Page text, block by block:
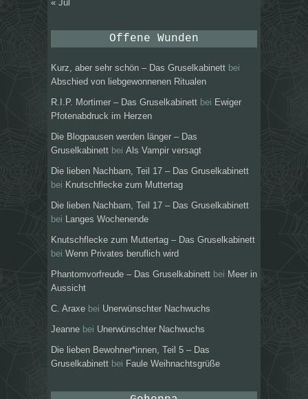
« Jul
Offene Wunden
Kurz, aber sehr schön – Das Gruselkabinett bei
Abschied von liebgewonnenen Ritualen
R.I.P. Mortimer – Das Gruselkabinett bei Ewiger
Pfotenabdruck im Herzen
Die Blogpausen werden länger – Das
Gruselkabinett bei Als Vampir versagt
Die lieben Nachbarn, Teil 17 – Das Gruselkabinett
bei Knutschflecke zum Muttertag
Die lieben Nachbarn, Teil 17 – Das Gruselkabinett
bei
Langes Wochenende
Knutschflecke zum Muttertag – Das Gruselkabinett
bei Wenn Privates beruflich wird
Phantomvorfreude – Das Gruselkabinett bei Meer in
Aussicht
C. Araxe bei Unerwünschter Nachwuchs
Jeanne bei Unerwünschter Nachwuchs
Die lieben Bewohner*innen, Teil 5 – Das
Gruselkabinett bei Faule Weihnachtsgrüße